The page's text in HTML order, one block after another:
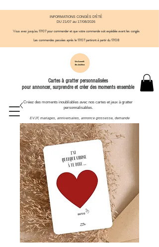
Cartes à gratter personnalisées
pour annoncer, surprendre et créer des moments ensemble
INFORMATIONS CONGÉS D'ÉTÉ
DU 21/07 au 17/08/2026
Vous avez jusqu'au 17/07 pour commander et que votre commande soit expédiée avant​ les congés
Les commandes passées après le 17/07partiront à partir du 17/08
EVJF, mariages, anniversaires, annonce grossesse, demande
témoin et autres moments à célébrer.
Créez des moments inoubliables avec nos cartes et jeux à gratter
personnalisables.